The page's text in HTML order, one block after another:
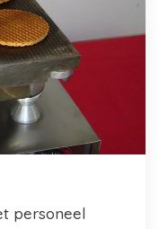
personeel